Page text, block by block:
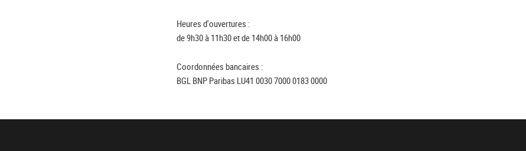
Heures d'ouvertures :
de 9h30 à 11h30 et de 14h00 à 16h00
Coordonnées bancaires :
BGL BNP Paribas LU41 0030 7000 0183 0000